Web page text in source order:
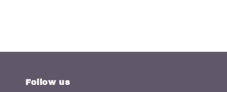
Follow us